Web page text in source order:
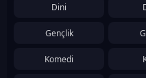
Dini
Gençlik
Komedi